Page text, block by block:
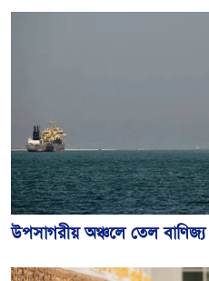
উপসাগরীয় অঞ্চলে তেল